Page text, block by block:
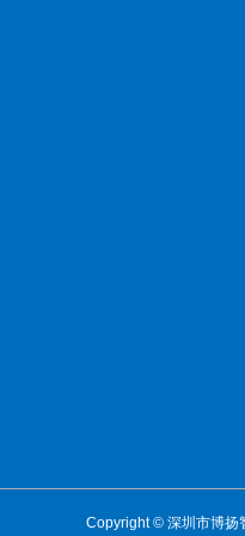
Copyright © 深圳市博扬